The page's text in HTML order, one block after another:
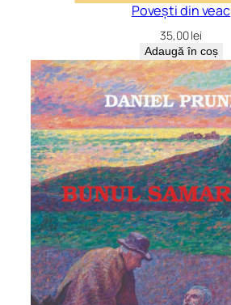
Povești din veac
35,00lei
Adaugă în coș